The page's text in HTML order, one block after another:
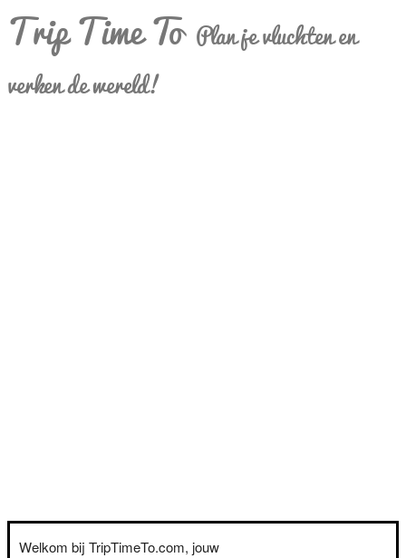
Trip Time To Plan je vluchten en
verken de wereld!
Welkom bij TripTimeTo.com, jouw